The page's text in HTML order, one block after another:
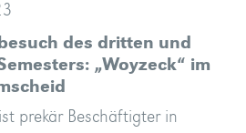
des dritten und
„Woyzeck“ im
prekär Beschäftigter in